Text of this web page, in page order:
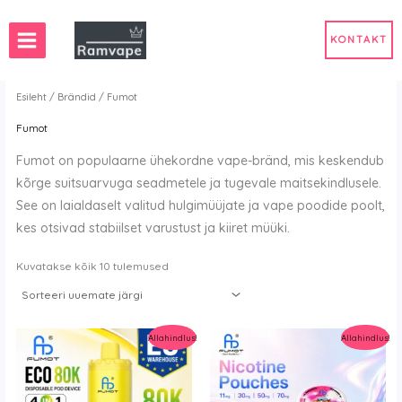
sisu
juurde
KONTAKT
Esileht / Brändid / Fumot
Fumot
Fumot on populaarne ühekordne vape-bränd, mis keskendub
kõrge suitsuarvuga seadmetele ja tugevale maitsekindlusele.
See on laialdaselt valitud hulgimüüjate ja vape poodide poolt,
kes otsivad stabiilset varustust ja kiiret müüki.
Kuvatakse kõik 10 tulemused
Allahindlus! Allahindlus!